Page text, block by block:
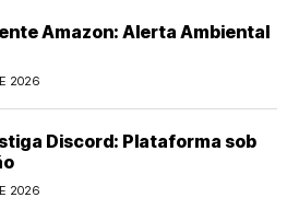
Amazon: Alerta Ambiental
2026
Discord: Plataforma sob
2026